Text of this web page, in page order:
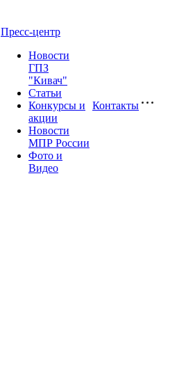
Пресс-центр
Новости
ГПЗ
"Кивач"
Статьи
Конкурсы и
акции
Новости
МПР России
Фото и
Видео
Контакты